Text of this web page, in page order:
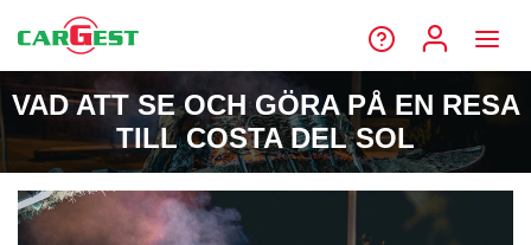
VAD ATT SE OCH GÖRA PÅ EN RESA
TILL COSTA DEL SOL